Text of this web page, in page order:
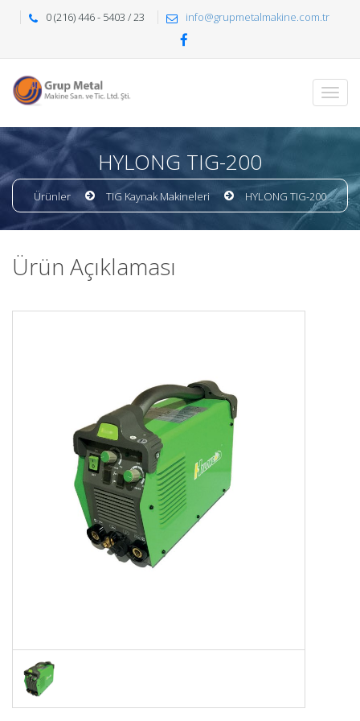
0 (216) 446 - 5403 / 23 info@grupmetalmakine.com.tr
HYLONG TIG-200
Ürünler TIG Kaynak Makineleri HYLONG TIG-200
Ürün Açıklaması